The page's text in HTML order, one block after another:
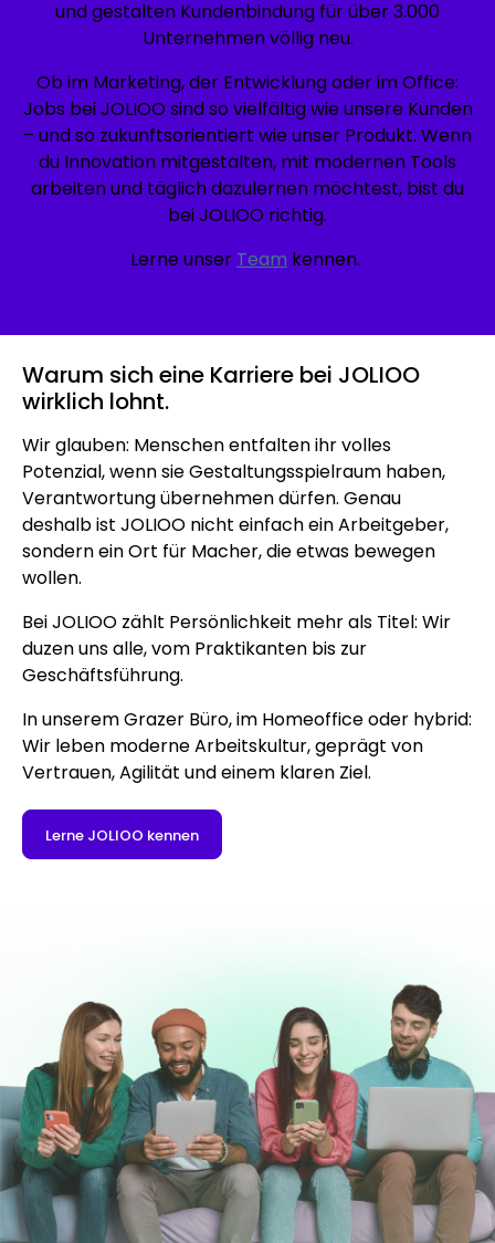
und gestalten Kundenbindung für über 3.000
Unternehmen völlig neu.
Ob im Marketing, der Entwicklung oder im Office:
Jobs bei JOLIOO sind so vielfältig wie unsere Kunden
– und so zukunftsorientiert wie unser Produkt. Wenn
du Innovation mitgestalten, mit modernen Tools
arbeiten und täglich dazulernen möchtest, bist du
bei JOLIOO richtig.
Lerne unser Team kennen.
Warum sich eine Karriere bei JOLIOO
wirklich lohnt.
Wir glauben: Menschen entfalten ihr volles
Potenzial, wenn sie Gestaltungsspielraum haben,
Verantwortung übernehmen dürfen. Genau
deshalb ist JOLIOO nicht einfach ein Arbeitgeber,
sondern ein Ort für Macher, die etwas bewegen
wollen.
Bei JOLIOO zählt Persönlichkeit mehr als Titel: Wir
duzen uns alle, vom Praktikanten bis zur
Geschäftsführung.
In unserem Grazer Büro, im Homeoffice oder hybrid:
Wir leben moderne Arbeitskultur, geprägt von
Vertrauen, Agilität und einem klaren Ziel.
Lerne JOLIOO kennen